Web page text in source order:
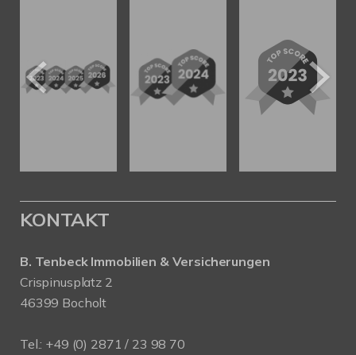
KONTAKT
B. Tenbeck Immobilien & Versicherungen
Crispinusplatz 2
46399 Bocholt
Tel.: +49 (0) 2871 / 23 98 70